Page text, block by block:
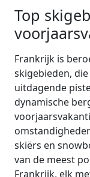
Top
Frankrijk is
skigebieden,
uitdagende
dynamische
skiërs en
van de meest
Frankrijk, elk